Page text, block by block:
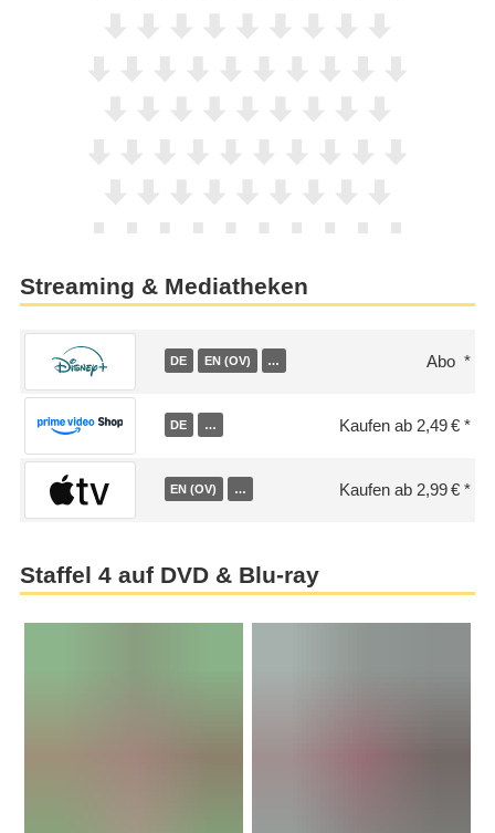
Streaming & Mediatheken
DE EN (OV) … Abo
DE … Kaufen ab 2,49 €
EN (OV) … Kaufen ab 2,99 €
Staffel 4 auf DVD & Blu-ray